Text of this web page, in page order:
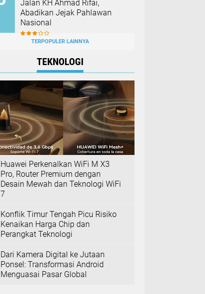
Jalan KH Ahmad Rifai,
Abadikan Jejak Pahlawan
Nasional
TERPOPULER LAINNYA
TEKNOLOGI
Huawei Perkenalkan WiFi M X3
Pro, Router Premium dengan
Desain Mewah dan Teknologi WiFi
7
Konflik Timur Tengah Picu Risiko
Kenaikan Harga Chip dan
Perangkat Teknologi
Dari Kamera Digital ke Jutaan
Ponsel: Transformasi Android
Menguasai Pasar Global